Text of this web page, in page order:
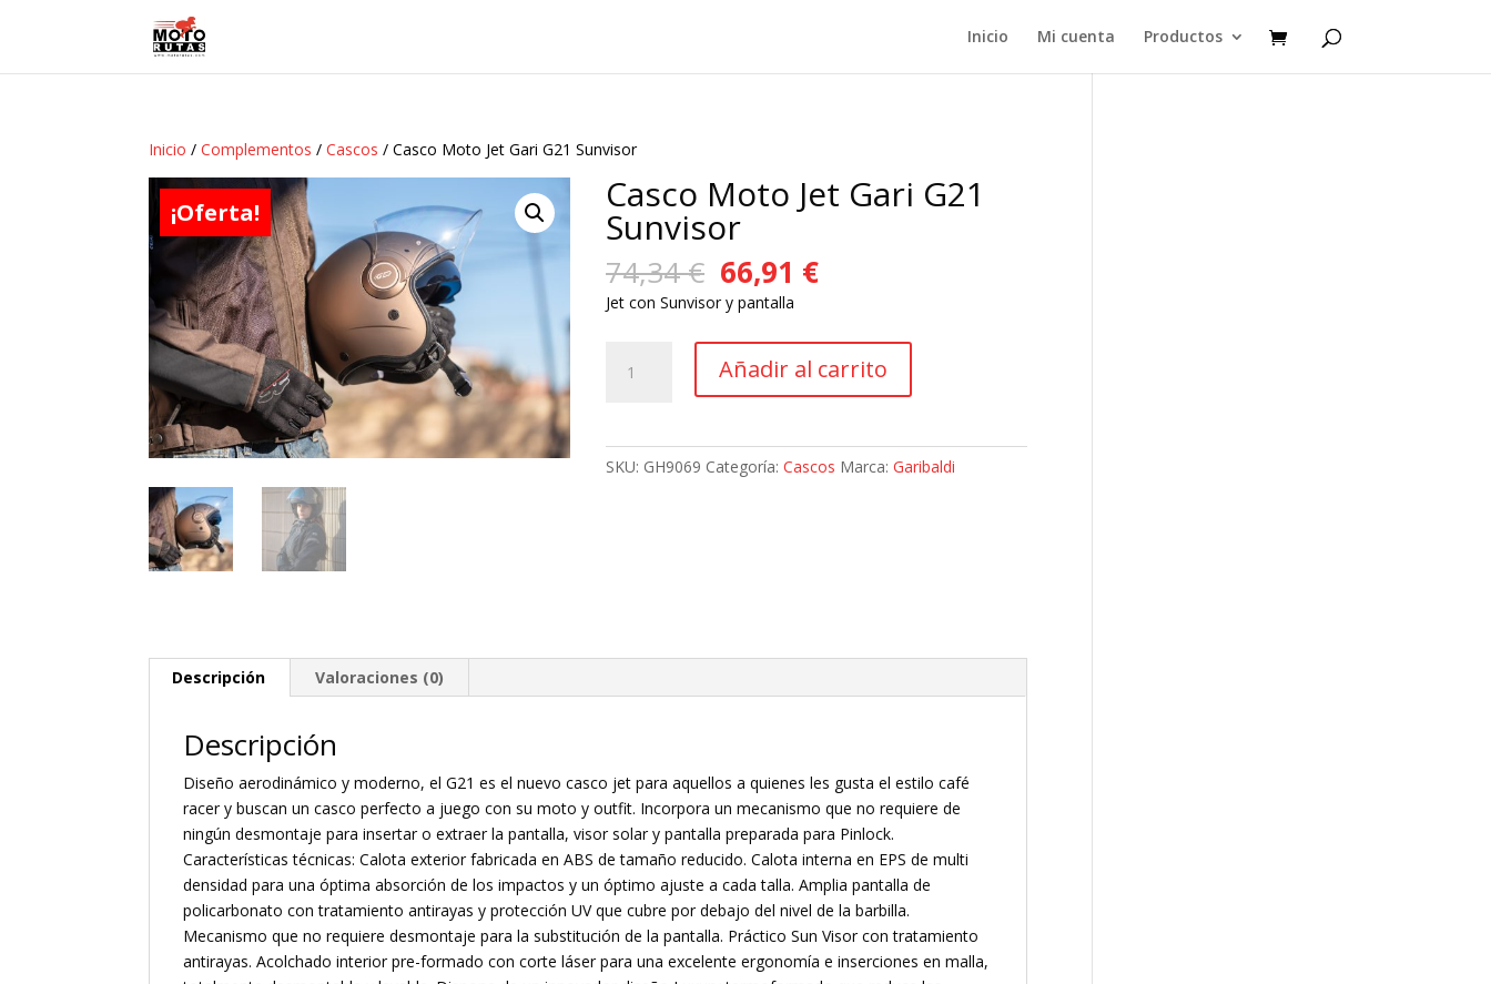
Inicio Mi cuenta Productos
Inicio /Complementos /Cascos / Casco Moto Jet Gari G21 Sunvisor
¡Oferta! Casco Moto Jet Gari G21
Sunvisor
74,34€ El
precio
original
era:
74,34 €.
66,91 €El
es:
66,91 €.
Jet con Sunvisor y pantalla
Moto
Añadir al carrito
SKU: GH9069 Categoría:Cascos Marca:Garibaldi
Descripción Valoraciones (0)
Descripción
Diseño aerodinámico y moderno, el G21 es el nuevo casco jet para aquellos a quienes les gusta el estilo café
racer y buscan un casco perfecto a juego con su moto y outfit. Incorpora un mecanismo que no requiere de
ningún desmontaje para insertar o extraer la pantalla, visor solar y pantalla preparada para Pinlock.
Características técnicas: Calota exterior fabricada en ABS de tamaño reducido. Calota interna en EPS de multi
densidad para una óptima absorción de los impactos y un óptimo ajuste a cada talla. Amplia pantalla de
policarbonato con tratamiento antirayas y protección UV que cubre por debajo del nivel de la barbilla.
Mecanismo que no requiere desmontaje para la substitución de la pantalla. Práctico Sun Visor con tratamiento
antirayas. Acolchado interior pre-formado con corte láser para una excelente ergonomía e inserciones en malla,